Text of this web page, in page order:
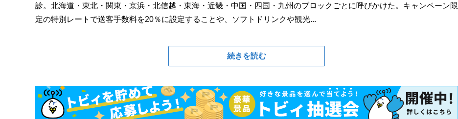
診。北海道・東北・関東・京浜・北信越・東海・近畿・中国・四国・九州のブロックごとに呼びかけた。キャンペーン限
定の特別レートで送客手数料を20％に設定することや、ソフトドリンクや観光...
続きを読む